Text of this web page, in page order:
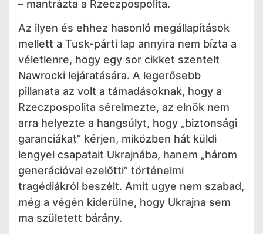
– mantrázta a Rzeczpospolita.
Az ilyen és ehhez hasonló megállapítások
mellett a Tusk-párti lap annyira nem bízta a
véletlenre, hogy egy sor cikket szentelt
Nawrocki lejáratására. A legerősebb
pillanata az volt a támadásoknak, hogy a
Rzeczpospolita sérelmezte, az elnök nem
arra helyezte a hangsúlyt, hogy „biztonsági
garanciákat” kérjen, miközben hát küldi
lengyel csapatait Ukrajnába, hanem „három
generációval ezelőtti” történelmi
tragédiákról beszélt. Amit ugye nem szabad,
még a végén kiderülne, hogy Ukrajna sem
ma született bárány.